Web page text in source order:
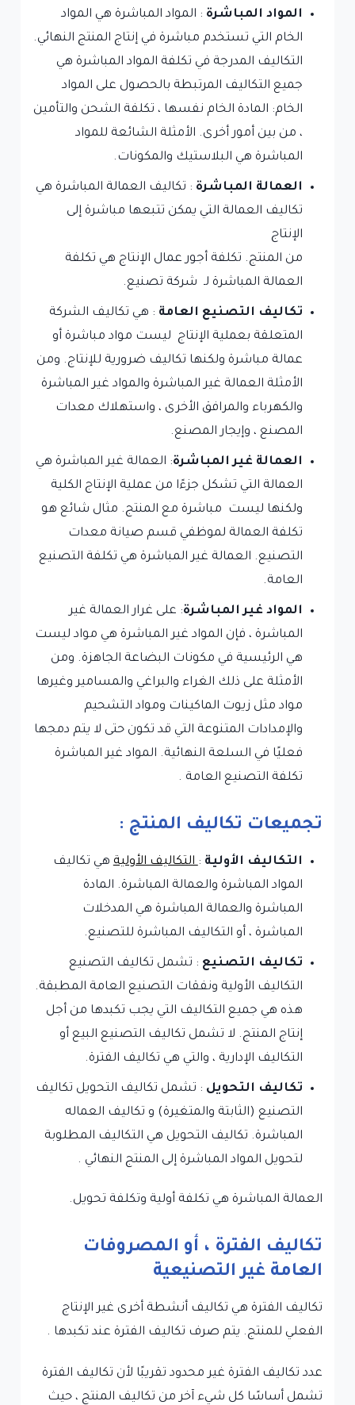
المواد المباشرة : المواد المباشرة هي المواد
الخام التي تستخدم مباشرة في إنتاج المنتج النهائي.
التكاليف المدرجة في تكلفة المواد المباشرة هي
جميع التكاليف المرتبطة بالحصول على المواد
الخام: المادة الخام نفسها ، تكلفة الشحن والتأمين
، من بين أمور أخرى. الأمثلة الشائعة للمواد
المباشرة هي البلاستيك والمكونات.
العمالة المباشرة : تكاليف العمالة المباشرة هي
تكاليف العمالة التي يمكن تتبعها مباشرة إلى
الإنتاج
من المنتج. تكلفة أجور عمال الإنتاج هي تكلفة
العمالة المباشرة لـ شركة تصنيع.
تكاليف التصنيع العامة : هي تكاليف الشركة
المتعلقة بعملية الإنتاج ليست مواد مباشرة أو
عمالة مباشرة ولكنها تكاليف ضرورية للإنتاج. ومن
الأمثلة العمالة غير المباشرة والمواد غير المباشرة
والكهرباء والمرافق الأخرى ، واستهلاك معدات
المصنع ، وإيجار المصنع.
العمالة غير المباشرة: العمالة غير المباشرة هي
العمالة التي تشكل جزءًا من عملية الإنتاج الكلية
ولكنها ليست مباشرة مع المنتج. مثال شائع هو
تكلفة العمالة لموظفي قسم صيانة معدات
التصنيع. العمالة غير المباشرة هي تكلفة التصنيع
العامة.
المواد غير المباشرة: على غرار العمالة غير
المباشرة ، فإن المواد غير المباشرة هي مواد ليست
هي الرئيسية في مكونات البضاعة الجاهزة. ومن
الأمثلة على ذلك الغراء والبراغي والمسامير وغيرها
مواد مثل زيوت الماكينات ومواد التشحيم
والإمدادات المتنوعة التي قد تكون حتى لا يتم دمجها
فعليًا في السلعة النهائية. المواد غير المباشرة
تكلفة التصنيع العامة .
تجميعات تكاليف المنتج :
التكاليف الأولية :التكاليف الأوليةهي تكاليف
المواد المباشرة والعمالة المباشرة. المادة
المباشرة والعمالة المباشرة هي المدخلات
المباشرة ، أو التكاليف المباشرة للتصنيع.
تكاليف التصنيع : تشمل تكاليف التصنيع
التكاليف الأولية ونفقات التصنيع العامة المطبقة.
هذه هي جميع التكاليف التي يجب تكبدها من أجل
إنتاج المنتج. لا تشمل تكاليف التصنيع البيع أو
التكاليف الإدارية ، والتي هي تكاليف الفترة.
تكاليف التحويل : تشمل تكاليف التحويل تكاليف
التصنيع (الثابتة والمتغيرة) و تكاليف العماله
المباشرة. تكاليف التحويل هي التكاليف المطلوبة
لتحويل المواد المباشرة إلى المنتج النهائي .
العمالة المباشرة هي تكلفة أولية وتكلفة تحويل.
تكاليف الفترة ، أو المصروفات
العامة غير التصنيعية
تكاليف الفترة هي تكاليف أنشطة أخرى غير الإنتاج
الفعلي للمنتج. يتم صرف تكاليف الفترة عند تكبدها .
عدد تكاليف الفترة غير محدود تقريبًا لأن تكاليف الفترة
تشمل أساسًا كل شيء آخر من تكاليف المنتج ، حيث